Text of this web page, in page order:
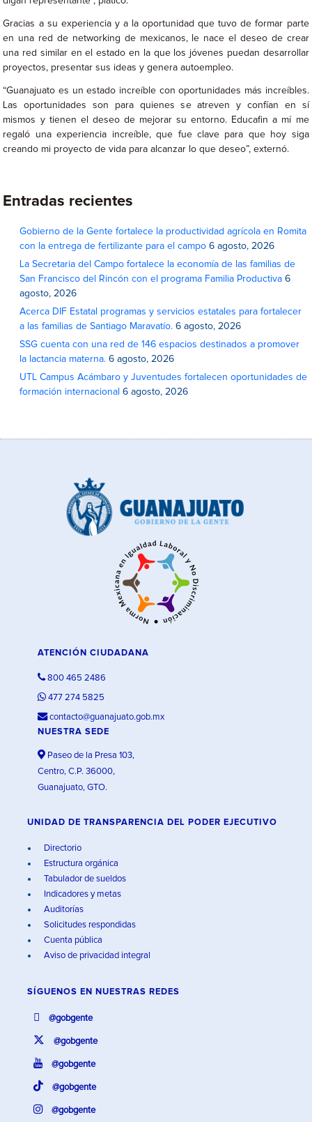
Gracias a su experiencia y a la oportunidad que tuvo de formar parte
en una red de networking de mexicanos, le nace el deseo de crear
una red similar en el estado en la que los jóvenes puedan desarrollar
proyectos, presentar sus ideas y genera autoempleo.
“Guanajuato es un estado increíble con oportunidades más increíbles.
Las oportunidades son para quienes se atreven y confían en sí
mismos y tienen el deseo de mejorar su entorno. Educafin a mí me
regaló una experiencia increíble, que fue clave para que hoy siga
creando mi proyecto de vida para alcanzar lo que deseo”, externó.
Entradas recientes
Gobierno de la Gente fortalece la productividad agrícola en Romita
con la entrega de fertilizante para el campo 6 agosto, 2026
La Secretaria del Campo fortalece la economía de las familias de
San Francisco del Rincón con el programa Familia Productiva 6
agosto, 2026
Acerca DIF Estatal programas y servicios estatales para fortalecer
a las familias de Santiago Maravatío. 6 agosto, 2026
SSG cuenta con una red de 146 espacios destinados a promover
la lactancia materna. 6 agosto, 2026
UTL Campus Acámbaro y Juventudes fortalecen oportunidades de
formación internacional 6 agosto, 2026
ATENCIÓN CIUDADANA
800 465 2486
477 274 5825
contacto@guanajuato.gob.mx
NUESTRA SEDE
Paseo de la Presa 103,
Centro, C.P. 36000,
Guanajuato, GTO.
UNIDAD DE TRANSPARENCIA DEL PODER EJECUTIVO
Directorio
Estructura orgánica
Tabulador de sueldos
Indicadores y metas
Auditorías
Solicitudes respondidas
Cuenta pública
Aviso de privacidad integral
SÍGUENOS EN NUESTRAS REDES
@gobgente
@gobgente
@gobgente
@gobgente
@gobgente